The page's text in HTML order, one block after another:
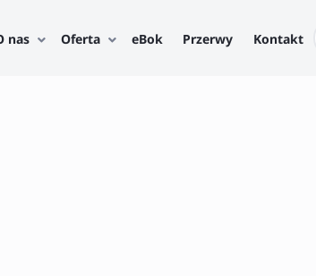
nas Oferta eBok Przerwy Kontakt